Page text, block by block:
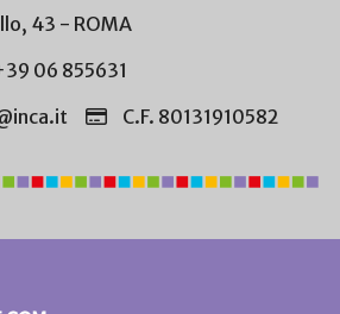
43 - ROMA
06 855631
C.F. 80131910582